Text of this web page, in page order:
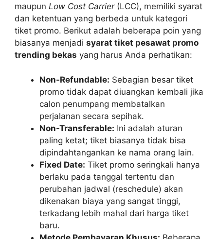
maupun Low Cost Carrier(LCC), memiliki syarat
dan ketentuan yang berbeda untuk kategori
tiket promo. Berikut adalah beberapa poin yang
biasanya menjadi syarat tiket pesawat promo
trending bekas yang harus Anda perhatikan:
Non-Refundable: Sebagian besar tiket
promo tidak dapat diuangkan kembali jika
calon penumpang membatalkan
perjalanan secara sepihak.
Non-Transferable: Ini adalah aturan
paling ketat; tiket biasanya tidak bisa
dipindahtangankan ke nama orang lain.
Fixed Date: Tiket promo seringkali hanya
berlaku pada tanggal tertentu dan
perubahan jadwal (reschedule) akan
dikenakan biaya yang sangat tinggi,
terkadang lebih mahal dari harga tiket
baru.